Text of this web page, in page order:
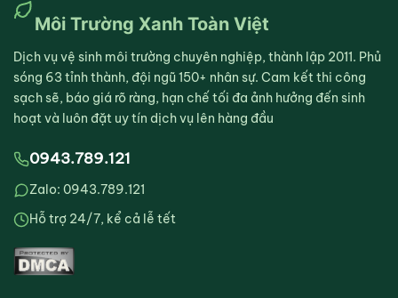
Môi Trường Xanh Toàn Việt
Dịch vụ vệ sinh môi trường chuyên nghiệp, thành lập 2011. Phủ
sóng 63 tỉnh thành, đội ngũ 150+ nhân sự. Cam kết thi công
sạch sẽ, báo giá rõ ràng, hạn chế tối đa ảnh hưởng đến sinh
hoạt và luôn đặt uy tín dịch vụ lên hàng đầu
0943.789.121
Zalo: 0943.789.121
Hỗ trợ 24/7, kể cả lễ tết